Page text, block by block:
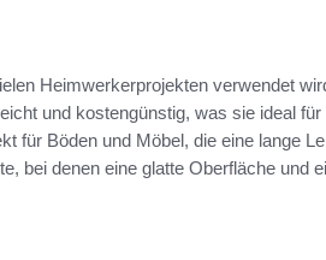
Heimwerkerprojekten verwendet
und kostengünstig, was sie ideal
für Böden und Möbel, die eine lange
bei denen eine glatte Oberfläche und